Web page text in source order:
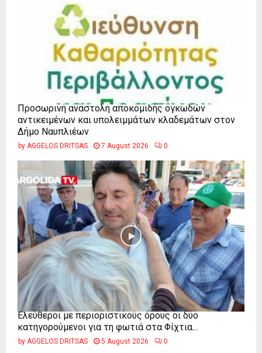
Προσωρινή αναστολή αποκομιδής ογκωδών
αντικειμένων και υπολειμμάτων κλαδεμάτων στον
Δήμο Ναυπλιέων
by AGGELOS DRITSAS 7 August 2026 0
Ελεύθεροι με περιοριστικούς όρους οι δύο
κατηγορούμενοι για τη φωτιά στα Φίχτια...
by AGGELOS DRITSAS 5 August 2026 0